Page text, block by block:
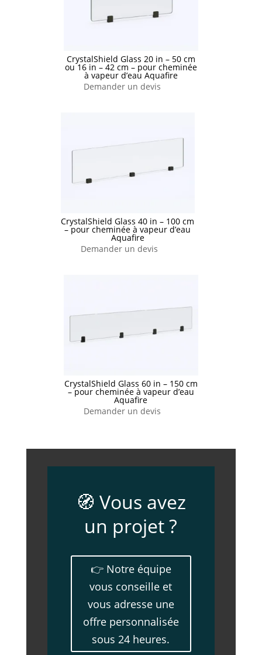
CrystalShield Glass 20 in – 50 cm
ou 16 in – 42 cm – pour cheminée
à vapeur d’eau Aquafire
Demander un devis
CrystalShield Glass 40 in – 100 cm
– pour cheminée à vapeur d’eau
Aquafire
Demander un devis
CrystalShield Glass 60 in – 150 cm
– pour cheminée à vapeur d’eau
Aquafire
Demander un devis
🧭 Vous avez
un projet ?
👉 Notre équipe
vous conseille et
vous adresse une
offre personnalisée
sous 24 heures.